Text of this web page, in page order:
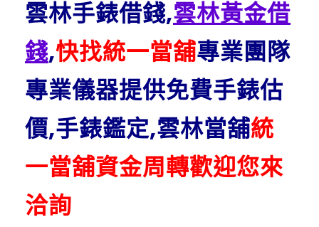
雲林手錶借錢,雲林黃金借
錢,快找統一當舖專業團隊
專業儀器提供免費手錶估
價,手錶鑑定,雲林當舖統
一當舖資金周轉歡迎您來
洽詢